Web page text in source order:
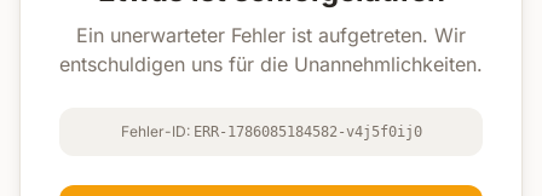
Ein unerwarteter Fehler ist aufgetreten. Wir
entschuldigen uns für die Unannehmlichkeiten.
Fehler-ID: ERR-1786085184582-v4j5f0ij0